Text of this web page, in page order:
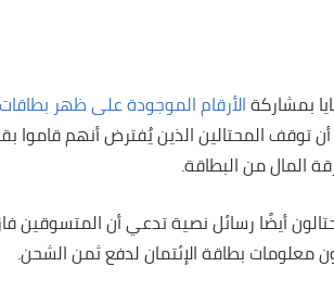
الأرقام الموجودة على ظهر بطاقات
توقف المحتالين الذين يُفترض أنهم قاموا
المال من البطاقة.
أيضًا رسائل نصية تدعي أن
معلومات بطاقة الإئتمان لدفع ثمن الشحن.